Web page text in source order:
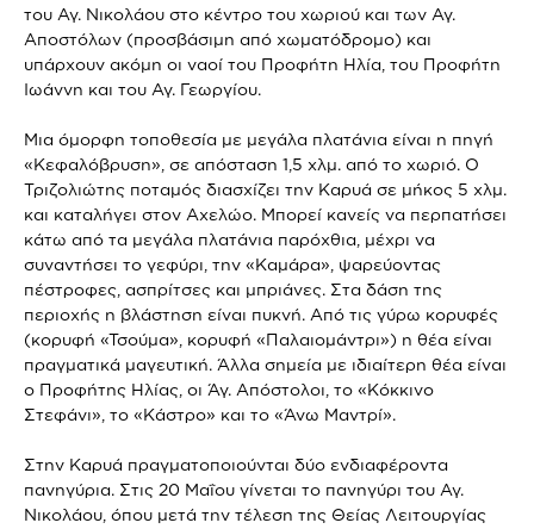
του Αγ. Νικολάου στο κέντρο του χωριού και των Αγ.
Αποστόλων (προσβάσιμη από χωματόδρομο) και
υπάρχουν ακόμη οι ναοί του Προφήτη Ηλία, του Προφήτη
Ιωάννη και του Αγ. Γεωργίου.
Μια όμορφη τοποθεσία με μεγάλα πλατάνια είναι η πηγή
«Κεφαλόβρυση», σε απόσταση 1,5 χλμ. από το χωριό. Ο
Τριζολιώτης ποταμός διασχίζει την Καρυά σε μήκος 5 χλμ.
και καταλήγει στον Αχελώο. Μπορεί κανείς να περπατήσει
κάτω από τα μεγάλα πλατάνια παρόχθια, μέχρι να
συναντήσει το γεφύρι, την «Καμάρα», ψαρεύοντας
πέστροφες, ασπρίτσες και μπριάνες. Στα δάση της
περιοχής η βλάστηση είναι πυκνή. Από τις γύρω κορυφές
(κορυφή «Τσούμα», κορυφή «Παλαιομάντρι») η θέα είναι
πραγματικά μαγευτική. Άλλα σημεία με ιδιαίτερη θέα είναι
ο Προφήτης Ηλίας, οι Άγ. Απόστολοι, το «Κόκκινο
Στεφάνι», το «Κάστρο» και το «Άνω Μαντρί».
Στην Καρυά πραγματοποιούνται δύο ενδιαφέροντα
πανηγύρια. Στις 20 Μαΐου γίνεται το πανηγύρι του Αγ.
Νικολάου, όπου μετά την τέλεση της Θείας Λειτουργίας